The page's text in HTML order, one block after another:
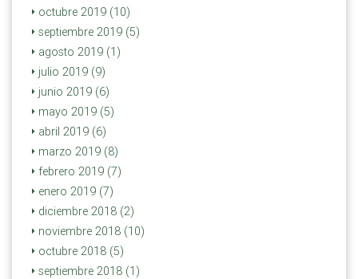
octubre 2019 (10)
septiembre 2019 (5)
agosto 2019 (1)
julio 2019 (9)
junio 2019 (6)
mayo 2019 (5)
abril 2019 (6)
marzo 2019 (8)
febrero 2019 (7)
enero 2019 (7)
diciembre 2018 (2)
noviembre 2018 (10)
octubre 2018 (5)
septiembre 2018 (1)